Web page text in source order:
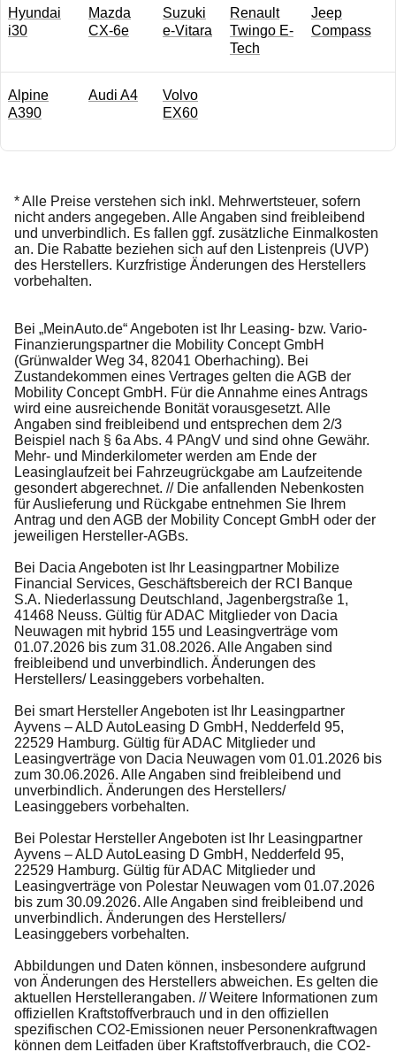
Hyundai
i30
Mazda
CX-6e
Suzuki
e-Vitara
Renault
Twingo E-
Tech
Jeep
Compass
Alpine
A390
Audi A4
Volvo
EX60
* Alle Preise verstehen sich inkl. Mehrwertsteuer, sofern
nicht anders angegeben. Alle Angaben sind freibleibend
und unverbindlich. Es fallen ggf. zusätzliche Einmalkosten
an. Die Rabatte beziehen sich auf den Listenpreis (UVP)
des Herstellers. Kurzfristige Änderungen des Herstellers
vorbehalten.
Bei „MeinAuto.de“ Angeboten ist Ihr Leasing- bzw. Vario-
Finanzierungspartner die Mobility Concept GmbH
(Grünwalder Weg 34, 82041 Oberhaching). Bei
Zustandekommen eines Vertrages gelten die AGB der
Mobility Concept GmbH. Für die Annahme eines Antrags
wird eine ausreichende Bonität vorausgesetzt. Alle
Angaben sind freibleibend und entsprechen dem 2/3
Beispiel nach § 6a Abs. 4 PAngV und sind ohne Gewähr.
Mehr- und Minderkilometer werden am Ende der
Leasinglaufzeit bei Fahrzeugrückgabe am Laufzeitende
gesondert abgerechnet. // Die anfallenden Nebenkosten
für Auslieferung und Rückgabe entnehmen Sie Ihrem
Antrag und den AGB der Mobility Concept GmbH oder der
jeweiligen Hersteller-AGBs.
Bei Dacia Angeboten ist Ihr Leasingpartner Mobilize
Financial Services, Geschäftsbereich der RCI Banque
S.A. Niederlassung Deutschland, Jagenbergstraße 1,
41468 Neuss. Gültig für ADAC Mitglieder von Dacia
Neuwagen mit hybrid 155 und Leasingverträge vom
01.07.2026 bis zum 31.08.2026. Alle Angaben sind
freibleibend und unverbindlich. Änderungen des
Herstellers/ Leasinggebers vorbehalten.
Bei smart Hersteller Angeboten ist Ihr Leasingpartner
Ayvens – ALD AutoLeasing D GmbH, Nedderfeld 95,
22529 Hamburg. Gültig für ADAC Mitglieder und
Leasingverträge von Dacia Neuwagen vom 01.01.2026 bis
zum 30.06.2026. Alle Angaben sind freibleibend und
unverbindlich. Änderungen des Herstellers/
Leasinggebers vorbehalten.
Bei Polestar Hersteller Angeboten ist Ihr Leasingpartner
Ayvens – ALD AutoLeasing D GmbH, Nedderfeld 95,
22529 Hamburg. Gültig für ADAC Mitglieder und
Leasingverträge von Polestar Neuwagen vom 01.07.2026
bis zum 30.09.2026. Alle Angaben sind freibleibend und
unverbindlich. Änderungen des Herstellers/
Leasinggebers vorbehalten.
Abbildungen und Daten können, insbesondere aufgrund
von Änderungen des Herstellers abweichen. Es gelten die
aktuellen Herstellerangaben. // Weitere Informationen zum
offiziellen Kraftstoffverbrauch und in den offiziellen
spezifischen CO2-Emissionen neuer Personenkraftwagen
können dem Leitfaden über Kraftstoffverbrauch, die CO2-